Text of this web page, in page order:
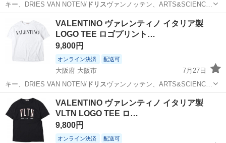
キー、DRIES VAN NOTEN/ドリスヴァンノッテン、ARTS&SCIENC…
BURBERRY
VALENTINO ヴァレンティノ イタリア製
LOGO TEE ロゴプリント…
9,800円
オンライン決済 配送可
大阪府 大阪市
7月27日
キー、DRIES VAN NOTEN/ドリスヴァンノッテン、ARTS&SCIENC…
大阪 大阪市 イタリア製
VALENTINO ヴァレンティノ イタリア製
VLTN LOGO TEE ロ…
9,800円
オンライン決済 配送可